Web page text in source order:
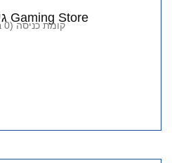
Gaming Store גיימינג סטור
קומת כניסה (0 במעלית)